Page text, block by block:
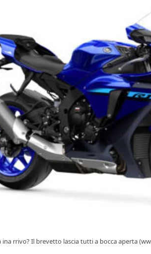
ina rrivo? Il brevetto lascia tutti a bocca aperta